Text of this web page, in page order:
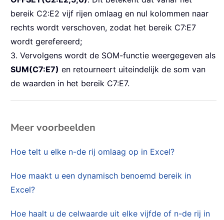
bereik C2:E2 vijf rijen omlaag en nul kolommen naar
rechts wordt verschoven, zodat het bereik C7:E7
wordt gerefereerd;
3. Vervolgens wordt de SOM-functie weergegeven als
SUM(C7:E7) en retourneert uiteindelijk de som van
de waarden in het bereik C7:E7.
Meer voorbeelden
Hoe telt u elke n-de rij omlaag op in Excel?
Hoe maakt u een dynamisch benoemd bereik in
Excel?
Hoe haalt u de celwaarde uit elke vijfde of n-de rij in